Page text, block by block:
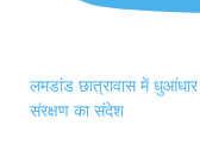
लमडांड छात्रावास में
संरक्षण का संदेश